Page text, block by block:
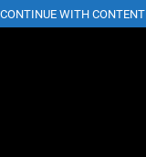
WITH CONTENT